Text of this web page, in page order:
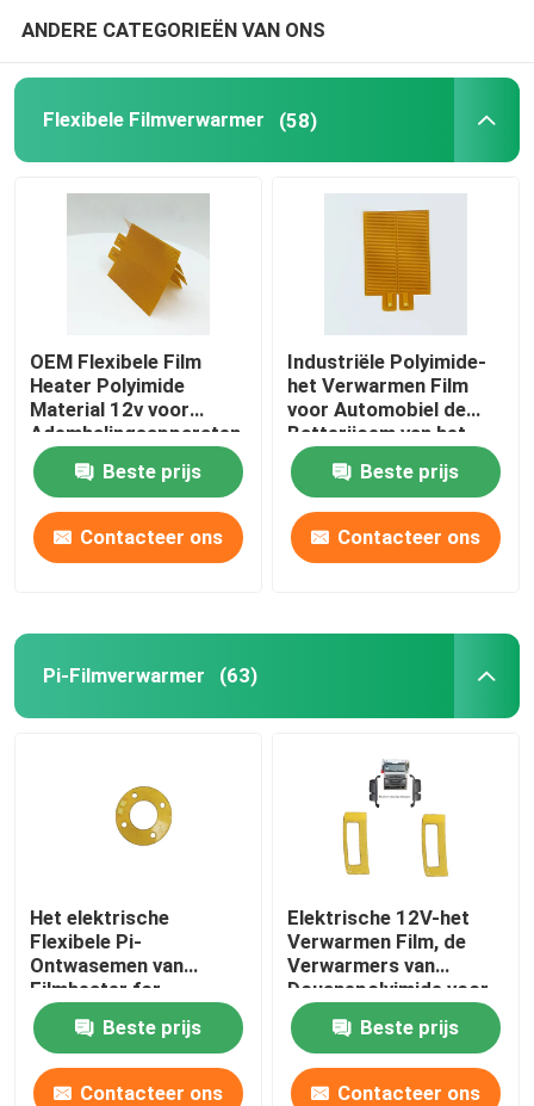
ANDERE CATEGORIEËN VAN ONS
Flexibele Filmverwarmer (58)
OEM Flexibele Film
Heater Polyimide
Material 12v voor
Ademhalingsapparaten
Beste prijs
Contacteer ons
Industriële Polyimide-
het Verwarmen Film
voor Automobiel de
Batterijoem van het
Energielithium ODM
Beste prijs
Contacteer ons
Pi-Filmverwarmer (63)
Het elektrische
Flexibele Pi-
Ontwasemen van
Filmheater for
automotive mirror
defrost Beste prijs
Contacteer ons
Elektrische 12V-het
Verwarmen Film, de
Verwarmers van
Douanepolyimide voor
het Automobielspiegel
VerwarmenBeste prijs
Contacteer ons